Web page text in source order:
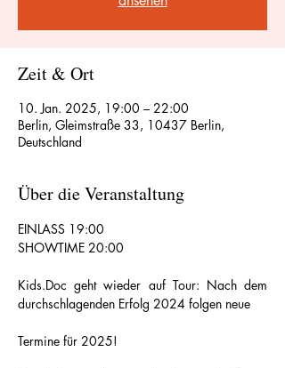
Zeit & Ort
10. Jan. 2025, 19:00 – 22:00
Berlin, Gleimstraße 33, 10437 Berlin,
Deutschland
Über die Veranstaltung
EINLASS 19:00
SHOWTIME 20:00
Kids.Doc geht wieder auf Tour: Nach dem
durchschlagenden Erfolg 2024 folgen neue
Termine für 2025!